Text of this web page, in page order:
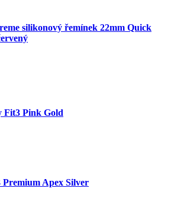
silikonový řemínek 22mm Quick
Fit3 Pink Gold
Premium Apex Silver